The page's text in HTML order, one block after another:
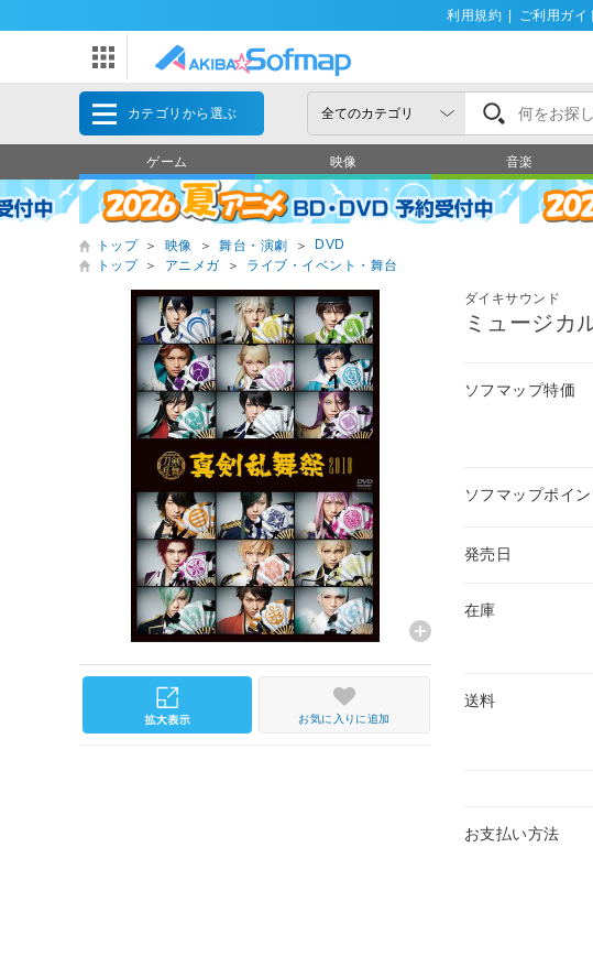
利用規約 ご利用ガイ
カテゴリから選ぶ
ゲーム 映像 音楽
トップ ＞ 映像 ＞ 舞台・演劇 ＞
DVD
トップ
＞ アニメガ ＞ ライブ・イベント・舞台
ダイキサウンド
ミュージカ
ソフマップ特価
ソフマップポイン
発売日
在庫
送料
お支払い方法
お気に入りに追加